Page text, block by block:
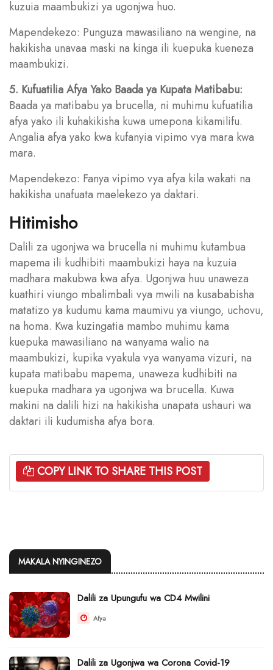
kuzuia maambukizi ya ugonjwa huo.
Mapendekezo: Punguza mawasiliano na wengine, na
hakikisha unavaa maski na kinga ili kuepuka kueneza
maambukizi.
5. Kufuatilia Afya Yako Baada ya Kupata Matibabu:
Baada ya matibabu ya brucella, ni muhimu kufuatilia
afya yako ili kuhakikisha kuwa umepona kikamilifu.
Angalia afya yako kwa kufanyia vipimo vya mara kwa
mara.
Mapendekezo: Fanya vipimo vya afya kila wakati na
hakikisha unafuata maelekezo ya daktari.
Hitimisho
Dalili za ugonjwa wa brucella ni muhimu kutambua
mapema ili kudhibiti maambukizi haya na kuzuia
madhara makubwa kwa afya. Ugonjwa huu unaweza
kuathiri viungo mbalimbali vya mwili na kusababisha
matatizo ya kudumu kama maumivu ya viungo, uchovu,
na homa. Kwa kuzingatia mambo muhimu kama
kuepuka mawasiliano na wanyama walio na
maambukizi, kupika vyakula vya wanyama vizuri, na
kupata matibabu mapema, unaweza kudhibiti na
kuepuka madhara ya ugonjwa wa brucella. Kuwa
makini na dalili hizi na hakikisha unapata ushauri wa
daktari ili kudumisha afya bora.
COPY LINK TO SHARE THIS POST
MAKALA NYINGINEZO
Dalili za Upungufu wa CD4 Mwilini
Afya
Dalili za Ugonjwa wa Corona Covid-19